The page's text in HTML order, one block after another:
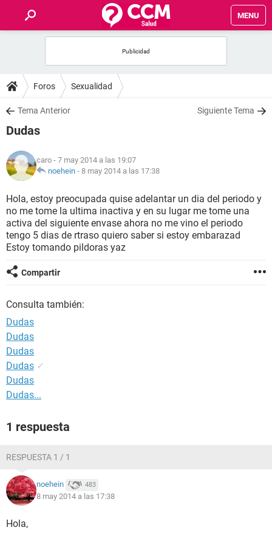
MENU
FOROS
SALUD
NUTRICIÓN
BIENESTAR
SEXUALIDAD
GLOSARIO
Foros Sexualidad
Tema Anterior Siguiente Tema
Dudas
caro - 7 may 2014 a las 19:07
noehein - 8 may 2014 a las 17:38
Hola, estoy preocupada quise adelantar un dia del periodo y
no me tome la ultima inactiva y en su lugar me tome una
activa del siguiente envase ahora no me vino el periodo
tengo 5 dias de rtraso quiero saber si estoy embarazad
Estoy tomando pildoras yaz
Compartir
Consulta también:
Dudas
Dudas
Dudas
Dudas ✓
Dudas
Dudas...
1 respuesta
RESPUESTA 1 / 1
noehein 483
8 may 2014 a las 17:38
Hola,